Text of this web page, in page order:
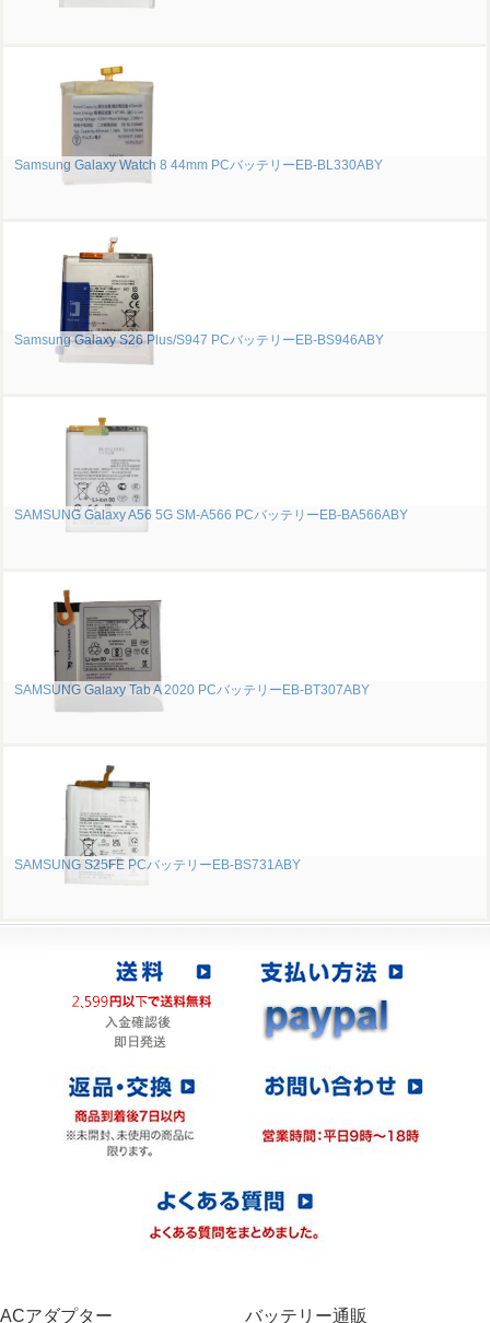
Samsung Galaxy Watch 8 44mm PCバッテリーEB-BL330ABY
Samsung Galaxy S26 Plus/S947 PCバッテリーEB-BS946ABY
SAMSUNG Galaxy A56 5G SM-A566 PCバッテリーEB-BA566ABY
SAMSUNG Galaxy Tab A 2020 PCバッテリーEB-BT307ABY
SAMSUNG S25FE PCバッテリーEB-BS731ABY
ACアダプター バッテリー通販